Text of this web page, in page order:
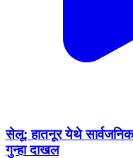
सेलू: हातनूर येथे
गुन्हा दाखल